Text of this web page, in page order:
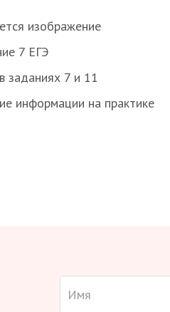
изображение
7 ЕГЭ
заданиях 7 и 11
информации на практике